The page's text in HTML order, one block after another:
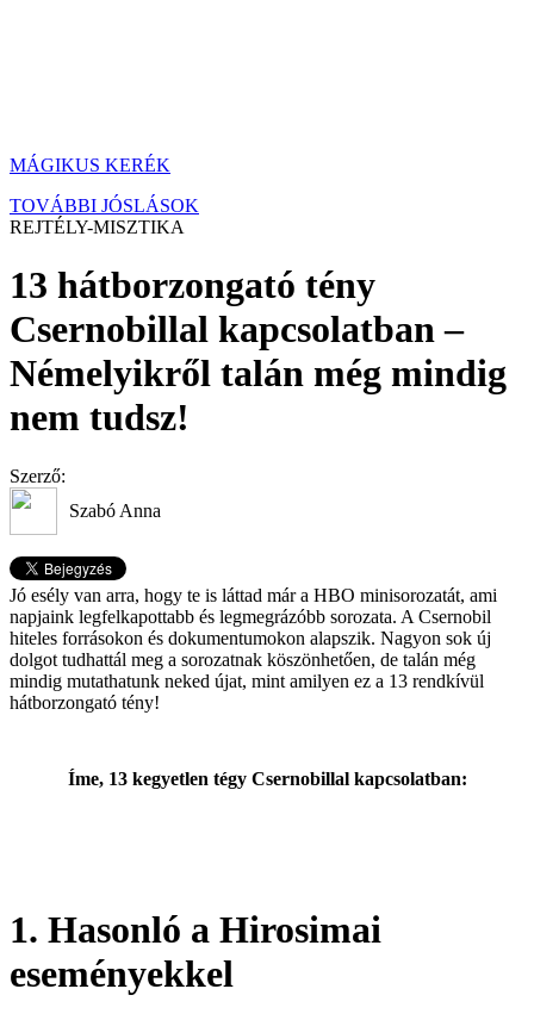
MÁGIKUS KERÉK
TOVÁBBI JÓSLÁSOK
REJTÉLY-MISZTIKA
13 hátborzongató tény
Csernobillal kapcsolatban –
Némelyikről talán még mindig
nem tudsz!
Szerző:
Szabó Anna
Jó esély van arra, hogy te is láttad már a HBO minisorozatát, ami
napjaink legfelkapottabb és legmegrázóbb sorozata. A Csernobil
hiteles forrásokon és dokumentumokon alapszik. Nagyon sok új
dolgot tudhattál meg a sorozatnak köszönhetően, de talán még
mindig mutathatunk neked újat, mint amilyen ez a 13 rendkívül
hátborzongató tény!
Íme, 13 kegyetlen tégy Csernobillal kapcsolatban:
1. Hasonló a Hirosimai
eseményekkel